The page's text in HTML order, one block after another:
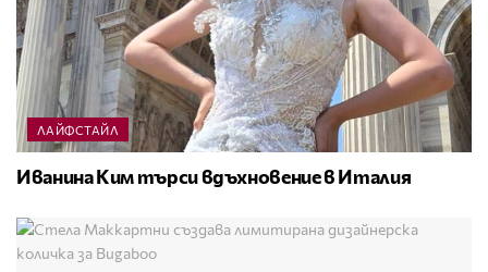
ЛАЙФСТАЙЛ
Иванина Ким търси вдъхновение в Италия